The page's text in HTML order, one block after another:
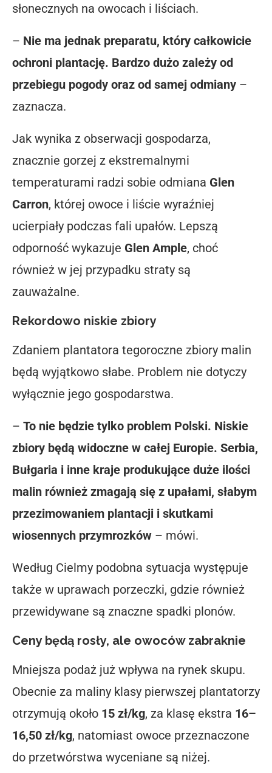
słonecznych na owocach i liściach.
– Nie ma jednak preparatu, który całkowicie
ochroni plantację. Bardzo dużo zależy od
przebiegu pogody oraz od samej odmiany –
zaznacza.
Jak wynika z obserwacji gospodarza,
znacznie gorzej z ekstremalnymi
temperaturami radzi sobie odmiana Glen
Carron, której owoce i liście wyraźniej
ucierpiały podczas fali upałów. Lepszą
odporność wykazuje Glen Ample, choć
również w jej przypadku straty są
zauważalne.
Rekordowo niskie zbiory
Zdaniem plantatora tegoroczne zbiory malin
będą wyjątkowo słabe. Problem nie dotyczy
wyłącznie jego gospodarstwa.
– To nie będzie tylko problem Polski. Niskie
zbiory będą widoczne w całej Europie. Serbia,
Bułgaria i inne kraje produkujące duże ilości
malin również zmagają się z upałami, słabym
przezimowaniem plantacji i skutkami
wiosennych przymrozków – mówi.
Według Cielmy podobna sytuacja występuje
także w uprawach porzeczki, gdzie również
przewidywane są znaczne spadki plonów.
Ceny będą rosły, ale owoców zabraknie
Mniejsza podaż już wpływa na rynek skupu.
Obecnie za maliny klasy pierwszej plantatorzy
otrzymują około 15 zł/kg, za klasę ekstra 16–
16,50 zł/kg, natomiast owoce przeznaczone
do przetwórstwa wyceniane są niżej.